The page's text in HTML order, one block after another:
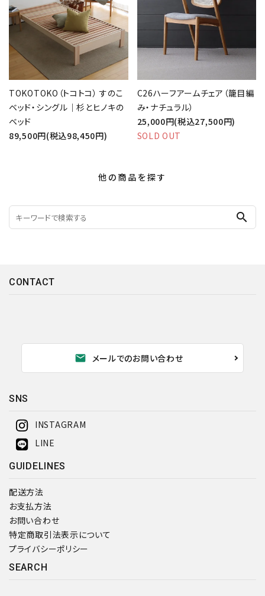
TOKOTOKO（トコトコ） すのこ
ベッド・シングル｜杉とヒノキの
ベッド
89,500円(税込98,450円)
C26ハーフアームチェア（籠目編
み・ナチュラル）
25,000円(税込27,500円)
SOLD OUT
他の商品を探す
search
CONTACT
mail メールでのお問い合わせ
SNS
INSTAGRAM
LINE
GUIDELINES
配送方法
お支払方法
お問い合わせ
特定商取引法表示について
プライバシーポリシー
SEARCH